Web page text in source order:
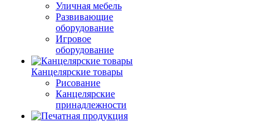
Уличная мебель
Развивающие
оборудование
Игровое
оборудование
Канцелярские товары
Рисование
Канцелярские
принадлежности